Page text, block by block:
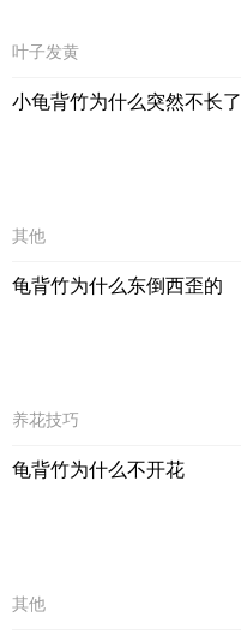
叶子发黄
小龟背竹为什么突然不长了
其他
龟背竹为什么东倒西歪的
养花技巧
龟背竹为什么不开花
其他